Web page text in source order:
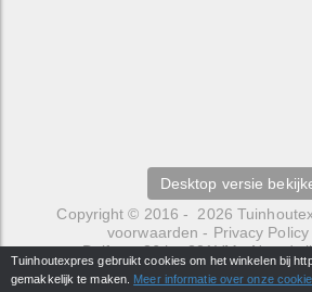
Desktop versie
Copyright © 2016 - 2026
voorwaarden - Privacy Policy
Delfweg 36 b-221VM-
0252429484 -
Tuinhoutexpres gebruikt cookies om het winkelen bij
gemakkelijk te maken. Meer informatie over onze